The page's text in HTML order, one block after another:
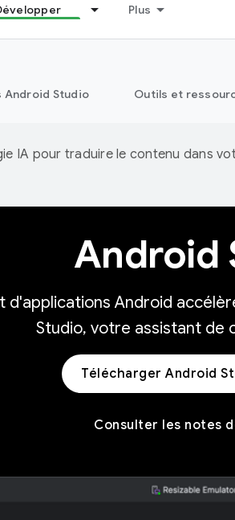
Plus
Android Studio Outils et
IA pour traduire le contenu dans
Android
d'applications Android
Studio, votre assistant de
Télécharger Android
Consulter les notes